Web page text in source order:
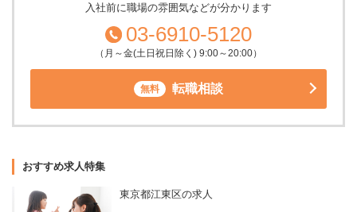
入社前に職場の雰囲気などが分かります
03-6910-5120
（月～金(土日祝日除く) 9:00～20:00）
無料 転職相談
おすすめ求人特集
東京都江東区の求人